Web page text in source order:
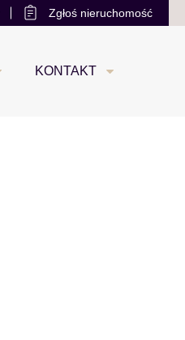
Zgłoś nieruchomość
KONTAKT